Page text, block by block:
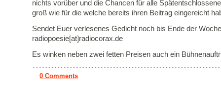
nichts vorüber und die Chancen für alle
groß wie für die welche bereits ihren Beitrag eingereicht
Sendet Euer verlesenes Gedicht noch bis Ende der
radiopoesie[at]radiocorax.de
Es winken neben zwei fetten Preisen auch ein
0 Comments